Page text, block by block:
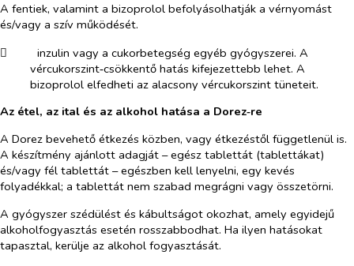
A fentiek, valamint a bizoprolol befolyásolhatják a vérnyomást
és/vagy a szív működését.
​
inzulin vagy a cukorbetegség egyéb gyógyszerei. A
vércukorszint‑csökkentő hatás kifejezettebb lehet. A
bizoprolol elfedheti az alacsony vércukorszint tüneteit.
Az étel, az ital és az alkohol hatása a Dorez‑re
A Dorez bevehető étkezés közben, vagy étkezéstől függetlenül is.
A készítmény ajánlott adagját – egész tablettát (tablettákat)
és/vagy fél tablettát – egészben kell lenyelni, egy kevés
folyadékkal; a tablettát nem szabad megrágni vagy összetörni.
A gyógyszer szédülést és kábultságot okozhat, amely egyidejű
alkoholfogyasztás esetén rosszabbodhat. Ha ilyen hatásokat
tapasztal, kerülje az alkohol fogyasztását.